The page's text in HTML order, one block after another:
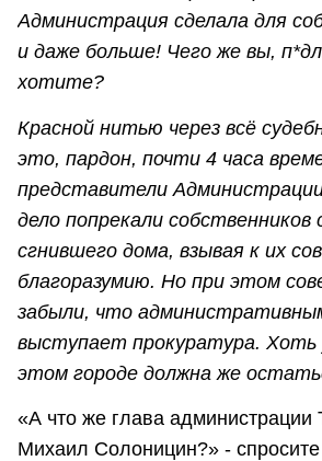
Администрация сделала для
и даже больше! Чего же вы,
хотите?
Красной нитью через всё
это, пардон, почти 4 часа
представители
дело попрекали собственников
сгнившего дома, взывая к их
благоразумию. Но при этом
забыли, что
выступает прокуратура. Хоть
этом городе должна же
«А что же глава администрации
Михаил Солоницин?» -